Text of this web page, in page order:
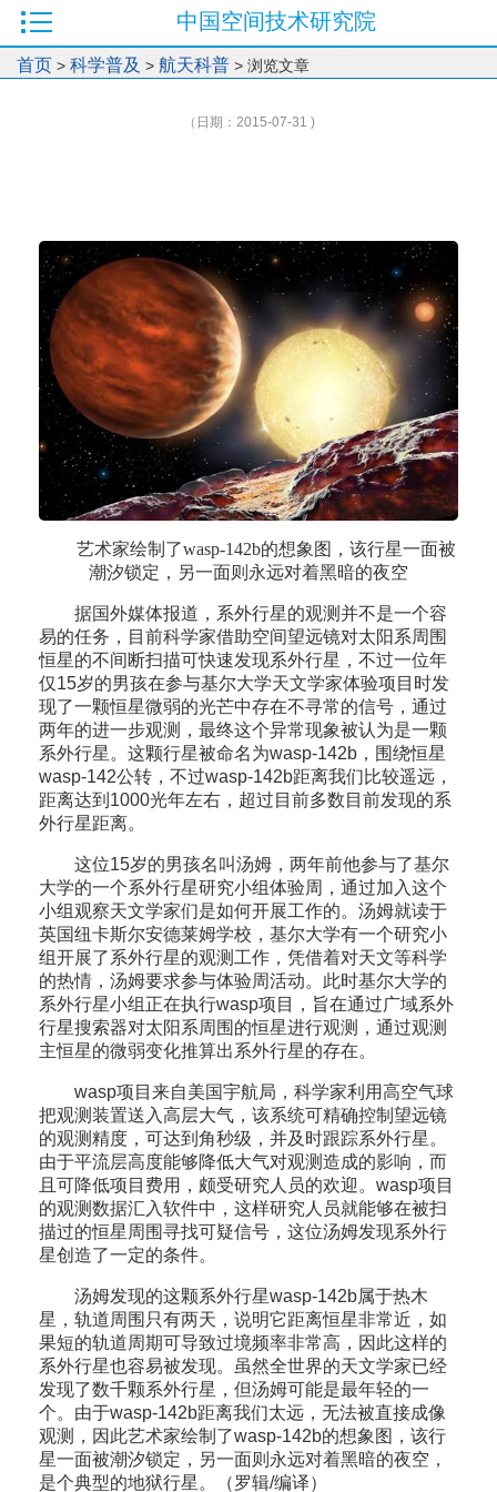
中国空间技术研究院
首页 > 科学普及 > 航天科普 > 浏览文章
（日期：2015-07-31 )
艺术家绘制了wasp-142b的想象图，该行星一面被
潮汐锁定，另一面则永远对着黑暗的夜空
据国外媒体报道，系外行星的观测并不是一个容
易的任务，目前科学家借助空间望远镜对太阳系周围
恒星的不间断扫描可快速发现系外行星，不过一位年
仅15岁的男孩在参与基尔大学天文学家体验项目时发
现了一颗恒星微弱的光芒中存在不寻常的信号，通过
两年的进一步观测，最终这个异常现象被认为是一颗
系外行星。这颗行星被命名为wasp-142b，围绕恒星
wasp-142公转，不过wasp-142b距离我们比较遥远，
距离达到1000光年左右，超过目前多数目前发现的系
外行星距离。
这位15岁的男孩名叫汤姆，两年前他参与了基尔
大学的一个系外行星研究小组体验周，通过加入这个
小组观察天文学家们是如何开展工作的。汤姆就读于
英国纽卡斯尔安德莱姆学校，基尔大学有一个研究小
组开展了系外行星的观测工作，凭借着对天文等科学
的热情，汤姆要求参与体验周活动。此时基尔大学的
系外行星小组正在执行wasp项目，旨在通过广域系外
行星搜索器对太阳系周围的恒星进行观测，通过观测
主恒星的微弱变化推算出系外行星的存在。
wasp项目来自美国宇航局，科学家利用高空气球
把观测装置送入高层大气，该系统可精确控制望远镜
的观测精度，可达到角秒级，并及时跟踪系外行星。
由于平流层高度能够降低大气对观测造成的影响，而
且可降低项目费用，颇受研究人员的欢迎。wasp项目
的观测数据汇入软件中，这样研究人员就能够在被扫
描过的恒星周围寻找可疑信号，这位汤姆发现系外行
星创造了一定的条件。
汤姆发现的这颗系外行星wasp-142b属于热木
星，轨道周围只有两天，说明它距离恒星非常近，如
果短的轨道周期可导致过境频率非常高，因此这样的
系外行星也容易被发现。虽然全世界的天文学家已经
发现了数千颗系外行星，但汤姆可能是最年轻的一
个。由于wasp-142b距离我们太远，无法被直接成像
观测，因此艺术家绘制了wasp-142b的想象图，该行
星一面被潮汐锁定，另一面则永远对着黑暗的夜空，
是个典型的地狱行星。（罗辑/编译）